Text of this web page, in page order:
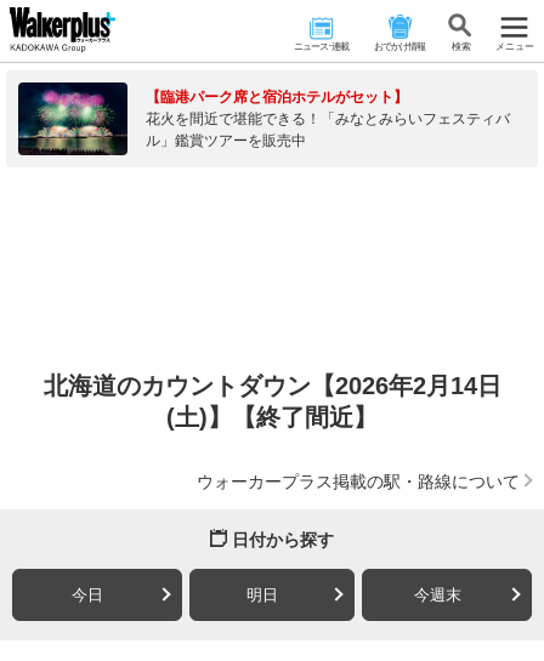
ニュース･連載 おでかけ情報 検 索 メニュー
【臨港パーク席と宿泊ホテルがセット】
花火を間近で堪能できる！「みなとみらいフェスティバ
ル」鑑賞ツアーを販売中
北海道のカウントダウン【2026年2月14日
(土)】【終了間近】
ウォーカープラス掲載の駅・路線について
日付から探す
今日 明日 今週末